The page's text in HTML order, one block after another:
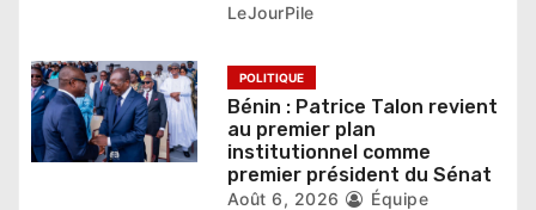
i
c
l
LeJourPile
POLITIQUE
Bénin : Patrice Talon revient
au premier plan
institutionnel comme
premier président du Sénat
Août 6, 2026
Équipe